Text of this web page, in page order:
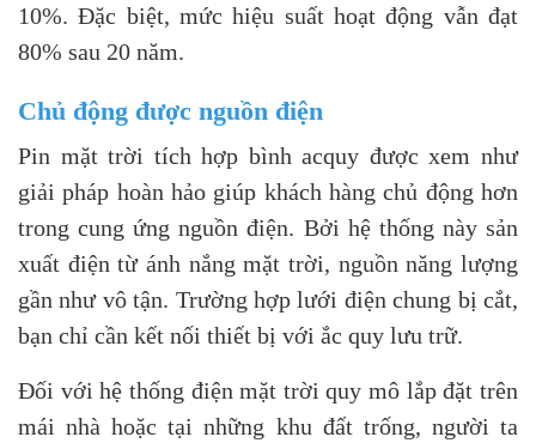
10%. Đặc biệt, mức hiệu suất hoạt động vẫn đạt
80% sau 20 năm.
Chủ động được nguồn điện
Pin mặt trời tích hợp bình acquy được xem như
giải pháp hoàn hảo giúp khách hàng chủ động hơn
trong cung ứng nguồn điện. Bởi hệ thống này sản
xuất điện từ ánh nắng mặt trời, nguồn năng lượng
gần như vô tận. Trường hợp lưới điện chung bị cắt,
bạn chỉ cần kết nối thiết bị với ắc quy lưu trữ.
Đối với hệ thống điện mặt trời quy mô lắp đặt trên
mái nhà hoặc tại những khu đất trống, người ta